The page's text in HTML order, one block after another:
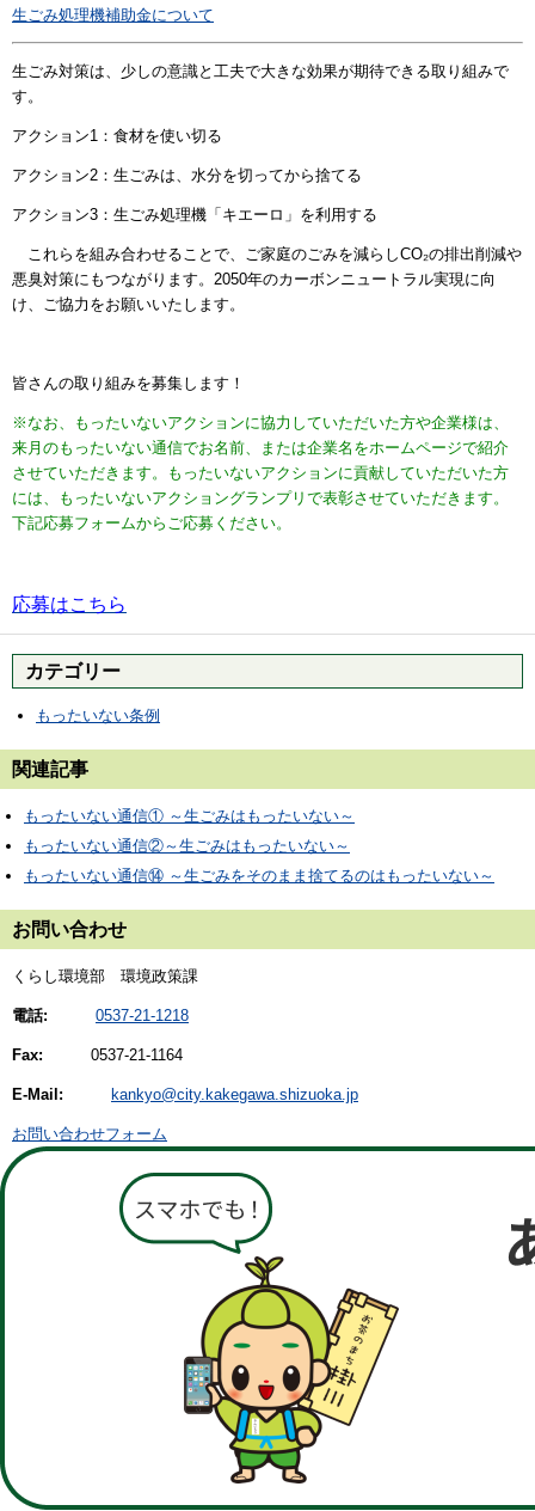
生ごみ処理機補助金について
生ごみ対策は、少しの意識と工夫で大きな効果が期待できる取り組みで
す。
アクション1：食材を使い切る
アクション2：生ごみは、水分を切ってから捨てる
アクション3：生ごみ処理機「キエーロ」を利用する
これらを組み合わせることで、ご家庭のごみを減らしCO₂の排出削減や
悪臭対策にもつながります。 2050年のカーボンニュートラル実現 に向
け、ご協力をお願いいたします。
皆さんの取り組みを募集します！
※なお、もったいないアクションに協力していただいた方や企業様は、
来月のもったいない通信でお名前、または企業名をホームページで紹介
させていただきます。もったいないアクションに貢献していただいた方
には、もったいないアクショングランプリで表彰させていただきます。
下記応募フォームからご応募ください。
応募はこちら
カテゴリー
もったいない条例
関連記事
もったいない通信① ～生ごみはもったいない～
もったいない通信②～生ごみはもったいない～
もったいない通信⑭ ～生ごみをそのまま捨てるのはもったいない～
お問い合わせ
くらし環境部 環境政策課
電話: 0537-21-1218
Fax: 0537-21-1164
E-Mail: kankyo@city.kakegawa.shizuoka.jp
お問い合わせフォーム